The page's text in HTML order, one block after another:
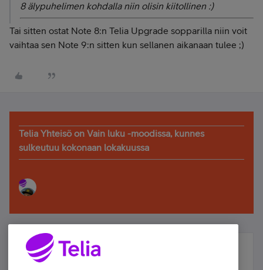
8 älypuhelimen kohdalla niin olisin kiitollinen :)
Tai sitten ostat Note 8:n Telia Upgrade sopparilla niin voit
vaihtaa sen Note 9:n sitten kun sellanen aikanaan tulee ;)
Telia Yhteisö on Vain luku -moodissa, kunnes
sulkeutuu kokonaan lokakuussa
Älä jää paitsi – osallistu ja voita!